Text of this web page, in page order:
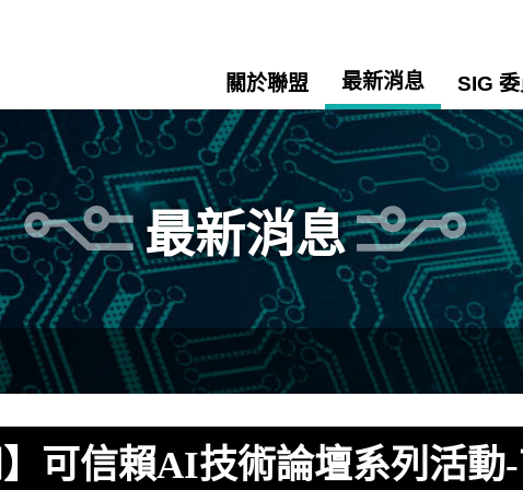
關於聯盟 最新消息 SIG
最新消息
可信賴AI技術論壇系列活動